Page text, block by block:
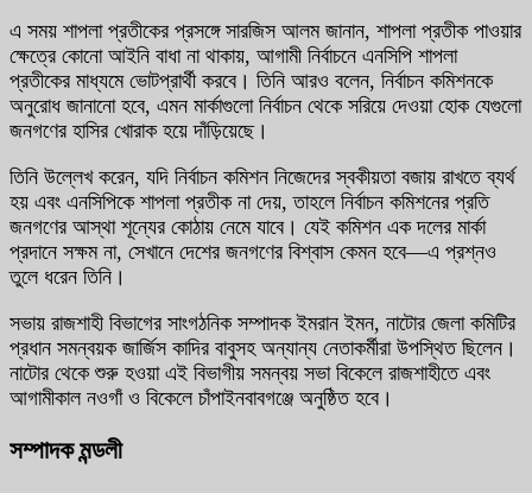
এ সময় শাপলা প্রতীকের প্রসঙ্গে সারজিস আলম জানান, শাপলা প্রতীক পাওয়ার
ক্ষেত্রে কোনো আইনি বাধা না থাকায়, আগামী নির্বাচনে এনসিপি শাপলা
প্রতীকের মাধ্যমে ভোটপ্রার্থী করবে। তিনি আরও বলেন, নির্বাচন কমিশনকে
অনুরোধ জানানো হবে, এমন মার্কাগুলো নির্বাচন থেকে সরিয়ে দেওয়া হোক যেগুলো
জনগণের হাসির খোরাক হয়ে দাঁড়িয়েছে।
তিনি উল্লেখ করেন, যদি নির্বাচন কমিশন নিজেদের স্বকীয়তা বজায় রাখতে ব্যর্থ
হয় এবং এনসিপিকে শাপলা প্রতীক না দেয়, তাহলে নির্বাচন কমিশনের প্রতি
জনগণের আস্থা শূন্যের কোঠায় নেমে যাবে। যেই কমিশন এক দলের মার্কা
প্রদানে সক্ষম না, সেখানে দেশের জনগণের বিশ্বাস কেমন হবে—এ প্রশ্নও
তুলে ধরেন তিনি।
সভায় রাজশাহী বিভাগের সাংগঠনিক সম্পাদক ইমরান ইমন, নাটোর জেলা কমিটির
প্রধান সমন্বয়ক জার্জিস কাদির বাবুসহ অন্যান্য নেতাকর্মীরা উপস্থিত ছিলেন।
নাটোর থেকে শুরু হওয়া এই বিভাগীয় সমন্বয় সভা বিকেলে রাজশাহীতে এবং
আগামীকাল নওগাঁ ও বিকেলে চাঁপাইনবাবগঞ্জে অনুষ্ঠিত হবে।
সম্পাদক মন্ডলী